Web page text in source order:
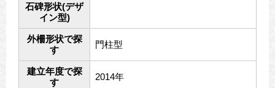
石碑形状(デザ
イン型)
外柵形状で探
す
門柱型
建立年度で探
す
2014年